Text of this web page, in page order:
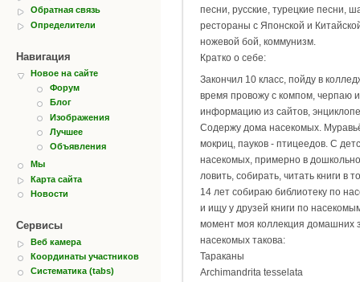
Обратная связь
Определители
Навигация
Новое на сайте
Форум
Блог
Изображения
Лучшее
Объявления
Мы
Карта сайта
Новости
Сервисы
Веб камера
Координаты участников
Систематика (tabs)
песни, русские, турецкие песни,
рестораны с Японской и
ножевой бой, коммунизм.
Кратко о себе:
Закончил 10 класс, пойду в
время провожу с компом, черпаю
информацию из сайтов,
Содержу дома насекомых.
мокриц, пауков - птицеедов. С
насекомых, примерно в
ловить, собирать, читать книги в
14 лет собираю библиотеку по
и ищу у друзей книги по
момент моя коллекция домашних
насекомых такова:
Тараканы
Archimandrita tesselata